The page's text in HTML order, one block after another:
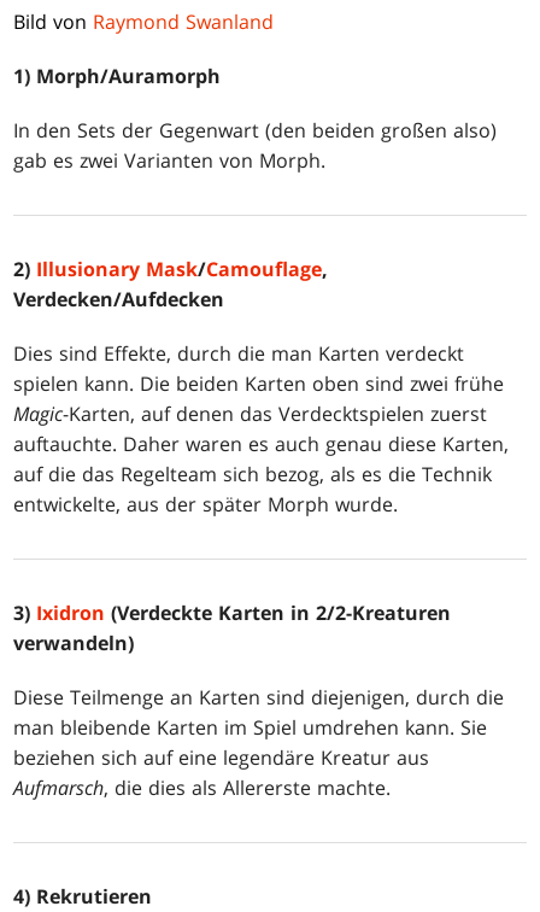
Bild von Raymond Swanland
1) Morph/Auramorph
In den Sets der Gegenwart (den beiden großen also)
gab es zwei Varianten von Morph.
2) Illusionary Mask/Camouflage,
Verdecken/Aufdecken
Dies sind Effekte, durch die man Karten verdeckt
spielen kann. Die beiden Karten oben sind zwei frühe
Magic-Karten, auf denen das Verdecktspielen zuerst
auftauchte. Daher waren es auch genau diese Karten,
auf die das Regelteam sich bezog, als es die Technik
entwickelte, aus der später Morph wurde.
3) Ixidron (Verdeckte Karten in 2/2-Kreaturen
verwandeln)
Diese Teilmenge an Karten sind diejenigen, durch die
man bleibende Karten im Spiel umdrehen kann. Sie
beziehen sich auf eine legendäre Kreatur aus
Aufmarsch, die dies als Allererste machte.
4) Rekrutieren